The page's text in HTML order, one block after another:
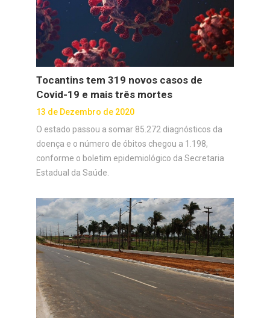
Tocantins tem 319 novos casos de
Covid-19 e mais três mortes
13 de Dezembro de 2020
O estado passou a somar 85.272 diagnósticos da
doença e o número de óbitos chegou a 1.198,
conforme o boletim epidemiológico da Secretaria
Estadual da Saúde.